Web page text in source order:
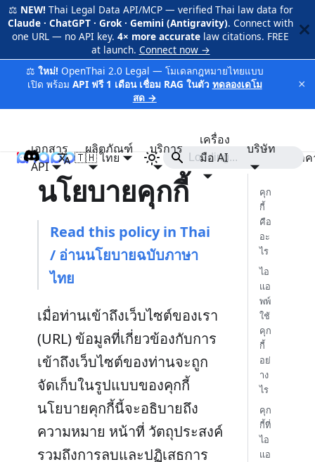
⚖️ NEW! Thai Legal Data API/MCP — verified Thai law data for
Claude · ChatGPT · Grok · Gemini (Antigravity). Connect with
one URL — no API key. 4× more accurate law citations. FREE
at launch. Connect now →
⚖️ ใหม่! OpenThai 2.0 Legal — โมเดลกฎหมายไทยแบบ
เปิด พร้อม API ฟรี 1 เดือน เชื่อม RAG ในตัว ทดลองเดโม
สด →
×
iApp
เอกสาร
API
ผลิตภัณฑ์ บริการ
เครื่อง
มือ AI
บริษัท
รา
🇹🇭 ไทย
นโยบายคุกกี้
Read this policy in Thai
/ อ่านนโยบายฉบับภาษา
ไทย
เมื่อท่านเข้าถึงเว็บไซต์ของเรา
(URL) ข้อมูลที่เกี่ยวข้องกับการ
เข้าถึงเว็บไซต์ของท่านจะถูก
จัดเก็บในรูปแบบของคุกกี้
นโยบายคุกกี้นี้จะอธิบายถึง
ความหมาย หน้าที่ วัตถุประสงค์
รวมถึงการลบและปฏิเสธการ
คุก
กี้
คือ
อะ
ไร
ไอ
แอ
พพ์
ใช้
คุก
กี้
อย่
าง
ไร
คุก
กี้ที่
ไอ
แอ